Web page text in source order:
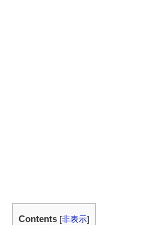
Contents [非表示]